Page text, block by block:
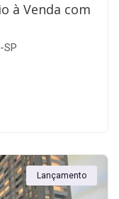
à Venda com
SP
Lançamento